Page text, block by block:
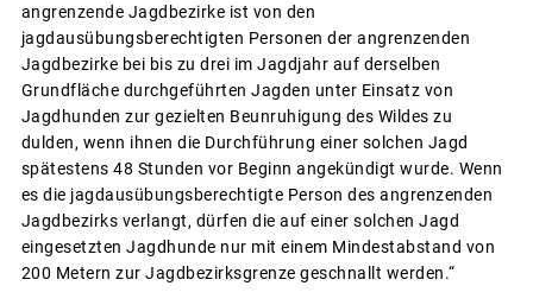
angrenzende Jagdbezirke ist von den
jagdausübungsberechtigten Personen der angrenzenden
Jagdbezirke bei bis zu drei im Jagdjahr auf derselben
Grundfläche durchgeführten Jagden unter Einsatz von
Jagdhunden zur gezielten Beunruhigung des Wildes zu
dulden, wenn ihnen die Durchführung einer solchen Jagd
spätestens 48 Stunden vor Beginn angekündigt wurde. Wenn
es die jagdausübungsberechtigte Person des angrenzenden
Jagdbezirks verlangt, dürfen die auf einer solchen Jagd
eingesetzten Jagdhunde nur mit einem Mindestabstand von
200 Metern zur Jagdbezirksgrenze geschnallt werden.“